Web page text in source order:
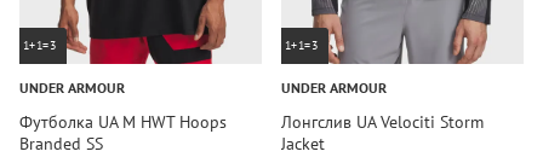
1+1=3
UNDER ARMOUR
Футболка UA M HWT Hoops
Branded SS
1+1=3
UNDER ARMOUR
Лонгслив UA Velociti Storm
Jacket